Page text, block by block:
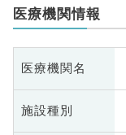
医療機関情報
医療機関名
施設種別